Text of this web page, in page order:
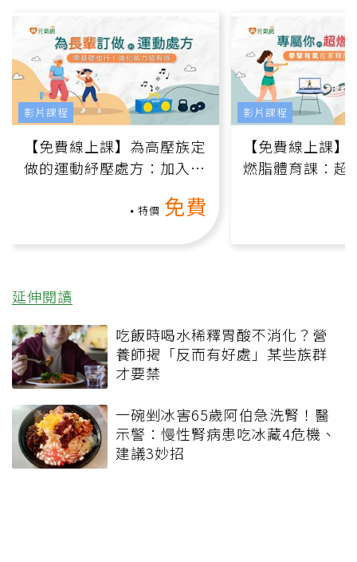
【免費線上課】為高壓族定
做的運動紓壓處方：加入行
特價 免費
影片課程
【免費線上課
燃脂體育課：超
影片課程
延伸閱讀
吃飯時喝水稀釋胃酸不消化？營
養師揭「反而有好處」某些族群
才要禁
一碗剉冰害65歲阿伯急洗腎！醫
示警：慢性腎病患吃冰藏4危機、
建議3妙招